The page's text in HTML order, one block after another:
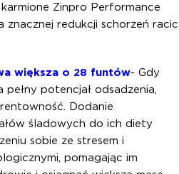
Zinpro Performance
znacznej redukcji schorzeń racic
większa o 28 funtów- Gdy
pełny potencjał odsadzenia,
Dodanie
śladowych do ich diety
sobie ze stresem i
pomagając im